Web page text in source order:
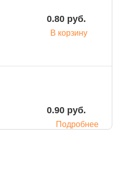
0.80 руб.
В корзину
0.90 руб.
Подробнее